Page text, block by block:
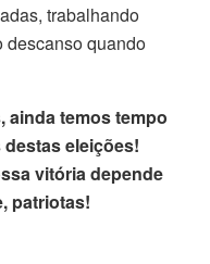
trabalhando
descanso quando
ainda temos tempo
eleições!
vitória depende
patriotas!